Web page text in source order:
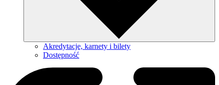
Akredytacje, karnety i bilety
Dostępność